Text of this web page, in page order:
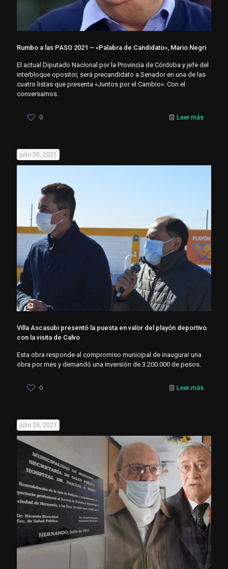
Rumbo a las PASO 2021 – «Palabra de Candidato», Mario Negri
El actual Diputado Nacional por la Provincia de Córdoba y jefe del
interbloque opositor, será precandidato a Senador en una de las
cuatro listas que presenta «Juntos por el Cambio». Con el
conversamos.
0 Leer más
julio 30, 2021
Villa Ascasubi presentó la puesta en valor del playón deportivo
con la visita de Calvo
Esta obra responde al compromiso municipal de inaugurar una
obra por mes y demandó una inversión de 3.200.000 de pesos.
0 Leer más
julio 29, 2021